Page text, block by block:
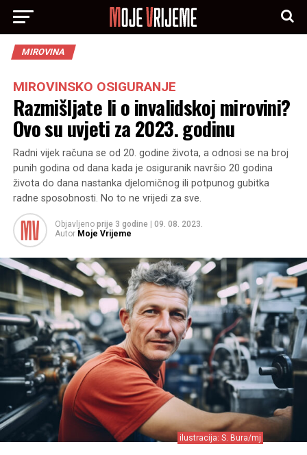
MIROVINA
MIROVINSKO OSIGURANJE
Razmišljate li o invalidskoj mirovini?
Ovo su uvjeti za 2023. godinu
Radni vijek računa se od 20. godine života, a odnosi se na broj
punih godina od dana kada je osiguranik navršio 20 godina
života do dana nastanka djelomičnog ili potpunog gubitka
radne sposobnosti. No to ne vrijedi za sve.
Objavljeno prije 3 godine
09. 08. 2023.
Autor Moje Vrijeme
ilustracija: S. Bura/mj